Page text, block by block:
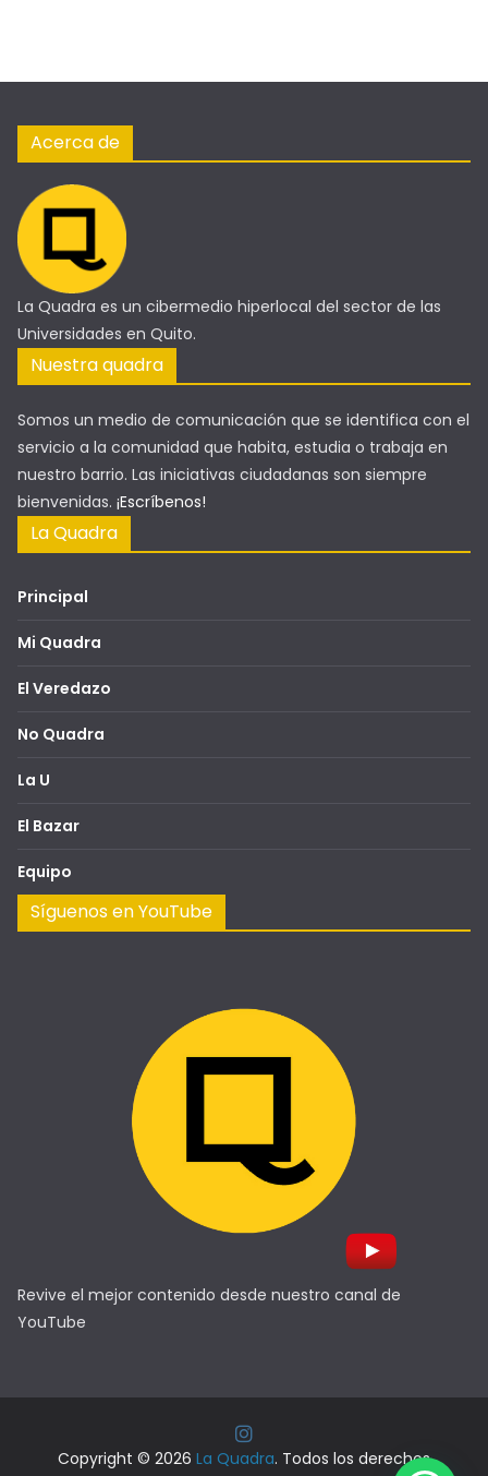
Acerca de
La Quadra es un cibermedio hiperlocal del sector de las
Universidades en Quito.
Nuestra quadra
Somos un medio de comunicación que se identifica con el
servicio a la comunidad que habita, estudia o trabaja en
nuestro barrio. Las iniciativas ciudadanas son siempre
bienvenidas. ¡Escríbenos!
La Quadra
Principal
Mi Quadra
El Veredazo
No Quadra
La U
El Bazar
Equipo
Síguenos en YouTube
Revive el mejor contenido desde nuestro canal de
YouTube
Copyright © 2026 La Quadra. Todos los derechos